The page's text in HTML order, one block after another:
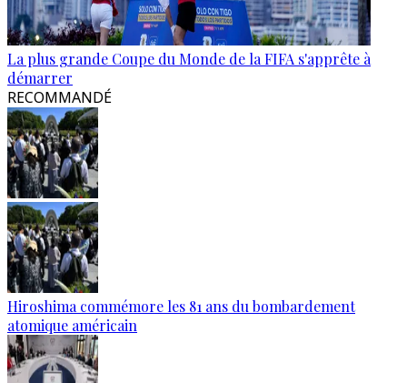
La plus grande Coupe du Monde de la FIFA s'apprête à
démarrer
RECOMMANDÉ
Hiroshima commémore les 81 ans du bombardement
atomique américain